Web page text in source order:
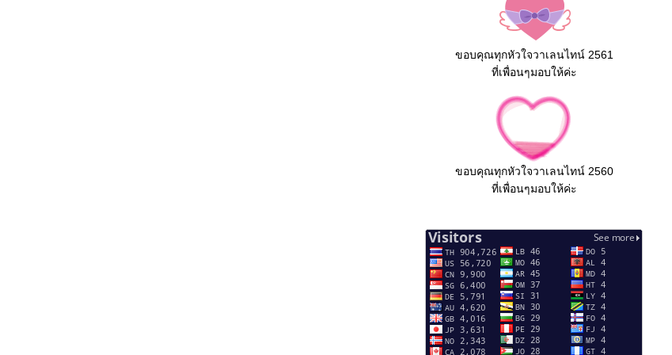
ขอบคุณทุกหัวใจวาเลนไทน์ 2561
ที่เพื่อนๆมอบให้ค่ะ
ขอบคุณทุกหัวใจวาเลนไทน์ 2560
ที่เพื่อนๆมอบให้ค่ะ